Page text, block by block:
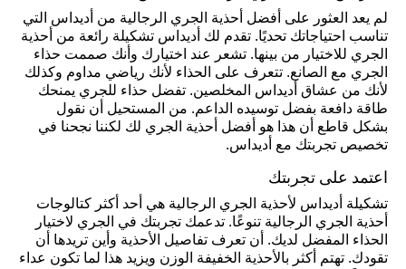
لم يعد العثور على أفضل أحذية الجري الرجالية من أديداس التي
تناسب احتياجاتك تحديًا. تقدم لك أديداس تشكيلة رائعة من أحذية
الجري للاختيار من بينها. تشعر عند اختيارك وأنك صممت حذاء
الجري مع الصانع. تتعرف على الحذاء لأنك رياضي مداوم وكذلك
لأنك من عشاق أديداس المخلصين. تفضل حذاء للجري يمنحك
طاقة دافعة بفضل توسيده الداعم. من المستحيل أن نقول
بشكل قاطع أن هذا هو أفضل أحذية الجري لك لكننا نجحنا في
تخصيص تجربتك مع أديداس.
اعتمد على تجربتك
تشكيلة أديداس لأحذية الجري الرجالية هي أحد أكثر كتالوجات
أحذية الجري الرجالية تنوعًا. تدعمك تجربتك في الجري لاختيار
الحذاء المفضل لديك. أن تعرف تفاصيل الأحذية وأين تريدها أن
تقودك. تهتم أكثر بالأحذية الخفيفة الوزن ويزيد هذا لما تكون عداء